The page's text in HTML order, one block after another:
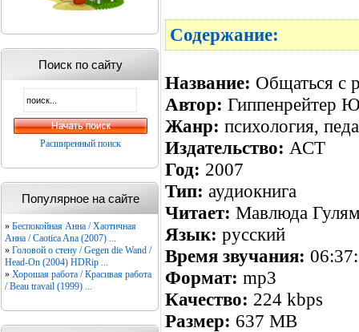
Поиск по сайту
Расширенный поиск
Популярное на сайте
» Беспокойная Анна / Хаотичная
Анна / Caotica Ana (2007) ...
» Головой о стену / Gegen die Wand /
Head-On (2004) HDRip ...
» Хорошая работа / Красивая работа
/ Beau travail (1999) ...
Содержание:
Название: Общаться с
Автор: Гиппенрейтер
Жанр: психология,
Издательство: АСТ
Год: 2007
Тип: аудиокнига
Читает: Мавлюда
Язык: русский
Время звучания:
Формат: mp3
Качество: 224 kbps
Размер: 637 MB